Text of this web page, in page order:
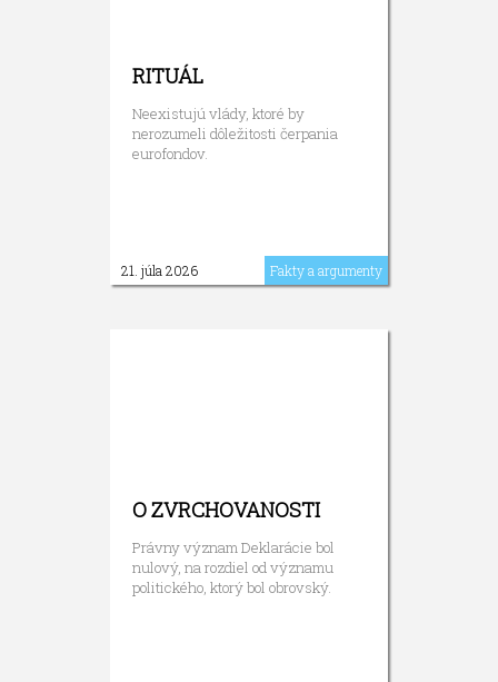
RITUÁL
Neexistujú vlády, ktoré by
nerozumeli dôležitosti čerpania
eurofondov.
21. júla 2026 Fakty a argumenty
O ZVRCHOVANOSTI
Právny význam Deklarácie bol
nulový, na rozdiel od významu
politického, ktorý bol obrovský.